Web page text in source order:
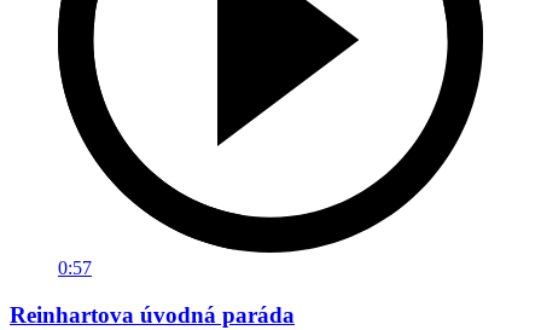
0:57
Reinhartova úvodná paráda